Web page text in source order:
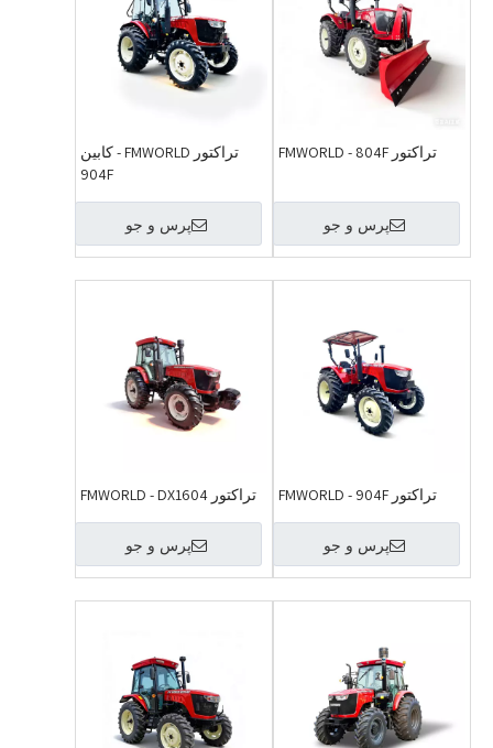
تراکتور FMWORLD - 804F
پرس و جو
تراکتور FMWORLD - کابین
904F
پرس و جو
تراکتور FMWORLD - 904F
پرس و جو
تراکتور FMWORLD - DX1604
پرس و جو